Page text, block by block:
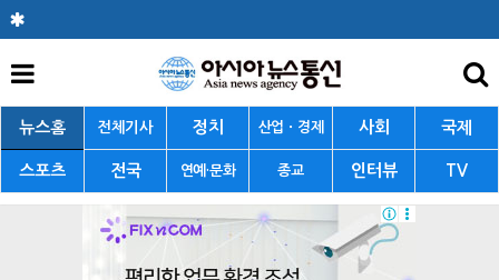
뉴스홈 전체기사 정치 산업ㆍ경제 사회 국제
스포츠 전국 연예·문화 종교 인터뷰 TV